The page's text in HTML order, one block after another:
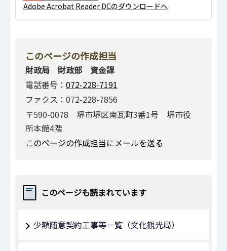
Adobe Acrobat Reader DCのダウンロードへ
このページの作成担当
財政局 財政部 資金課
電話番号： 072-228-7191
ファクス：072-228-7856
〒590-0078 堺市堺区南瓦町3番1号 堺市役
所本館4階
このページの作成担当にメールを送る
このページも読まれています
少額随意契約工事等一覧（文化観光局）